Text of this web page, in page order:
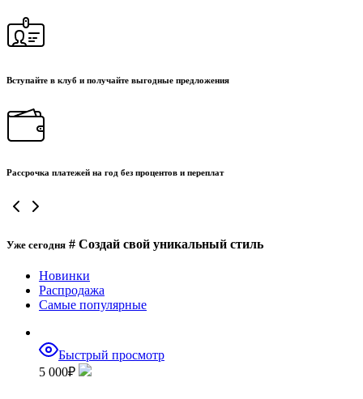
Вступайте в клуб и получайте выгодные предложения
Рассрочка платежей на год без процентов и переплат
Уже сегодня # Создай свой уникальный стиль
Новинки
Распродажа
Самые популярные
Быстрый просмотр
5 000₽